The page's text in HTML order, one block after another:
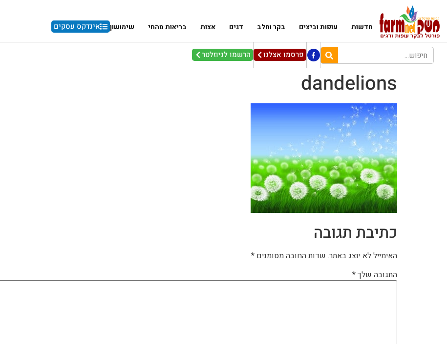
חדשות עופות וביצים בקר וחלב דגים אצות בריאות מהחי שימושון אינדקס עסקים
פרסמו אצלנו הרשמו לניוזלטר
dandelions
כתיבת תגובה
האימייל לא יוצג באתר. שדות החובה מסומנים *
התגובה שלך*